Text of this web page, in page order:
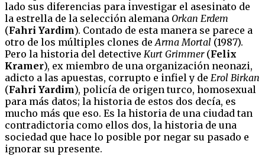
lado sus diferencias para investigar el asesinato de
la estrella de la selección alemana Orkan Erdem
(Fahri Yardim). Contado de esta manera se parece a
otro de los múltiples clones de Arma Mortal (1987).
Pero la historia del detective Kurt Grimmer(Felix
Kramer), ex miembro de una organización neonazi,
adicto a las apuestas, corrupto e infiel y de Erol Birkan
(Fahri Yardim), policía de origen turco, homosexual
para más datos; la historia de estos dos decía, es
mucho más que eso. Es la historia de una ciudad tan
contradictoria como ellos dos, la historia de una
sociedad que hace lo posible por negar su pasado e
ignorar su presente.